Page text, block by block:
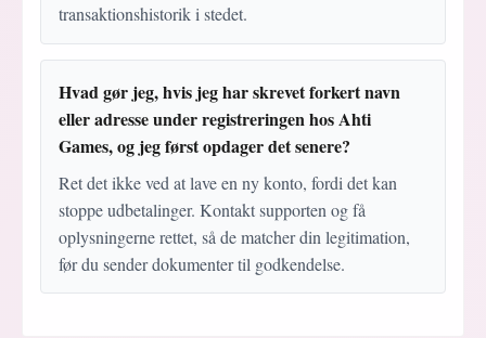
transaktionshistorik i stedet.
Hvad gør jeg, hvis jeg har skrevet forkert navn
eller adresse under registreringen hos Ahti
Games, og jeg først opdager det senere?
Ret det ikke ved at lave en ny konto, fordi det kan
stoppe udbetalinger. Kontakt supporten og få
oplysningerne rettet, så de matcher din legitimation,
før du sender dokumenter til godkendelse.